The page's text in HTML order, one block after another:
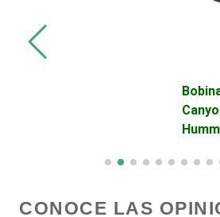
Clínicas de Rehabilitación
CONOCE LAS